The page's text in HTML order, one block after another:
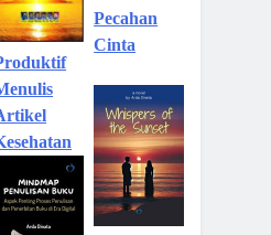
Pecahan
Cinta